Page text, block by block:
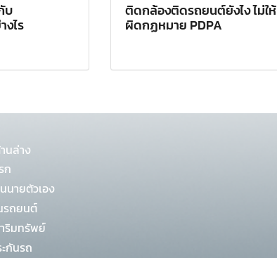
บ
ไร
ติดกล้องติดรถยนต์ยังไง ไม่ให้
ผิดกฏหมาย PDPA
นล่าง
ก
นายตัวเอง
รถยนต์
ริมทรัพย์
กันรถ